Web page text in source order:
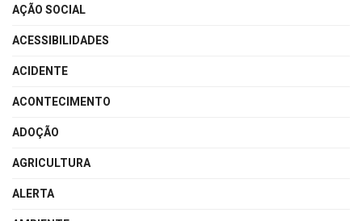
AÇÃO SOCIAL
ACESSIBILIDADES
ACIDENTE
ACONTECIMENTO
ADOÇÃO
AGRICULTURA
ALERTA